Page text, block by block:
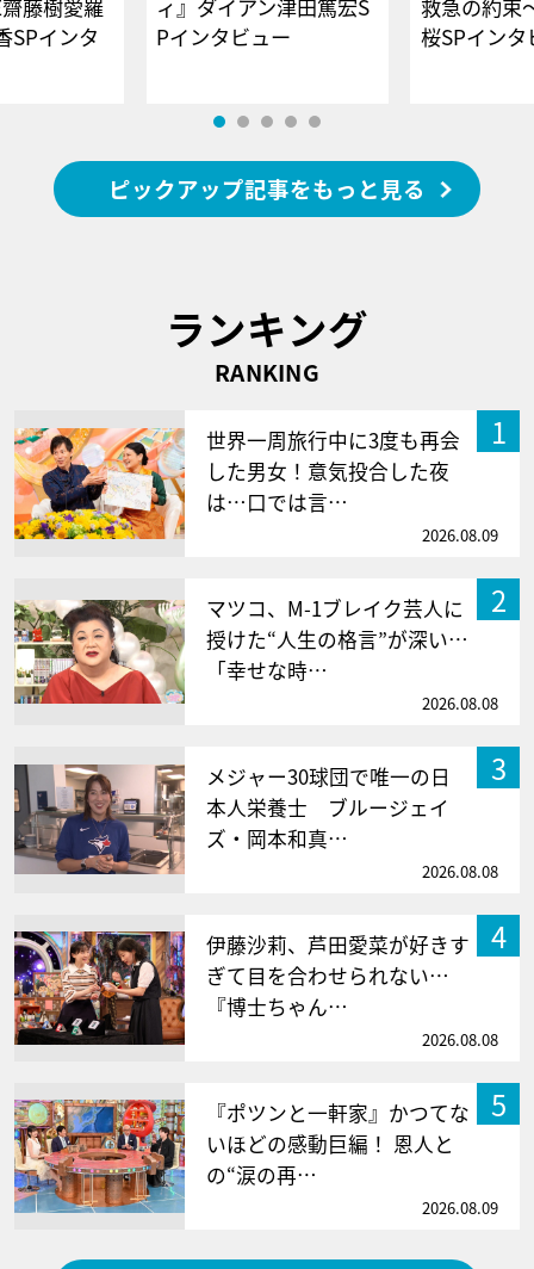
藤樹愛羅
SPインタ
ィ』ダイアン津田篤宏S
Pインタビュー
救急の約束
桜SPイ
ピックアップ記事をもっと見る
ランキング
RANKING
1
世界一周旅行中に3度も再会
した男女！意気投合した夜
は…口では言…
2026.08.09
2
マツコ、M-1ブレイク芸人に
授けた“人生の格言”が深い…
「幸せな時…
2026.08.08
3
メジャー30球団で唯一の日
本人栄養士 ブルージェイ
ズ・岡本和真…
2026.08.08
4
伊藤沙莉、芦田愛菜が好きす
ぎて目を合わせられない…
『博士ちゃん…
2026.08.08
5
『ポツンと一軒家』かつてな
いほどの感動巨編！ 恩人と
の“涙の再…
2026.08.09